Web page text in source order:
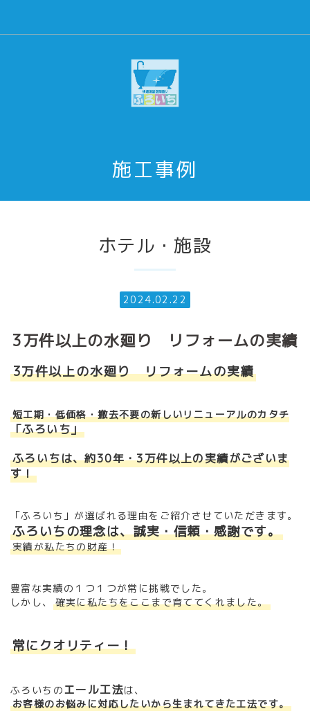
施工事例
ホテル・施設
2024.02.22
3万件以上の水廻り リフォームの実績
3万件以上の水廻り リフォームの実績
短工期・低価格・撤去不要の新しいリニューアルのカタチ
「ふろいち」
ふろいちは、約30年・3万件以上の実績がございま
す！
「ふろいち」が選ばれる理由をご紹介させていただきます。
ふろいちの理念は、誠実・信頼・感謝です。
実績が私たちの財産！
豊富な実績の１つ１つが常に挑戦でした。
しかし、
確実に私たちをここまで育ててくれました。
常にクオリティー！
ふろいちのエール工法は、
お客様のお悩みに対応したいから生まれてきた工法です。